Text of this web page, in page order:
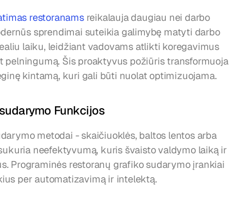
restoranams reikalauja daugiau nei darbo
sprendimai suteikia galimybę matyti darbo
laiku, leidžiant vadovams atlikti koregavimus
pelningumą. Šis proaktyvus požiūris transformuoja
kintamą, kuri gali būti nuolat optimizuojama.
Funkcijos
metodai - skaičiuoklės, baltos lentos arba
neefektyvumą, kuris švaisto valdymo laiką ir
Programinės restoranų grafiko sudarymo įrankiai
per automatizavimą ir intelektą.